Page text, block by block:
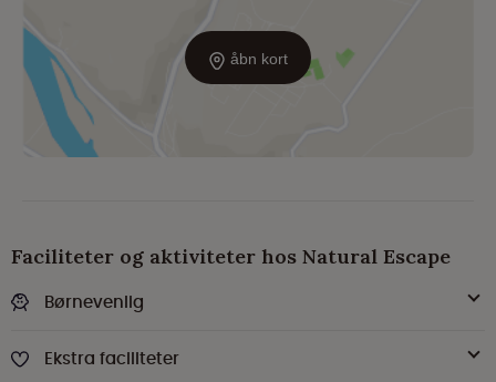
åbn kort
Faciliteter og aktiviteter hos Natural Escape
Børnevenlig
Ekstra faciliteter